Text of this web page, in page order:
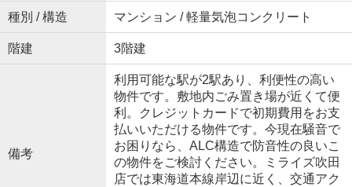
種別 / 構造 マンション / 軽量気泡コンクリート
階建 3階建
備考
利用可能な駅が2駅あり、利便性の高い
物件です。敷地内ごみ置き場が近くて便
利。クレジットカードで初期費用をお支
払いいただける物件です。今現在騒音で
お困りなら、ALC構造で防音性の良いこ
の物件をご検討ください。ミライズ吹田
店では東海道本線岸辺に近く、交通アク